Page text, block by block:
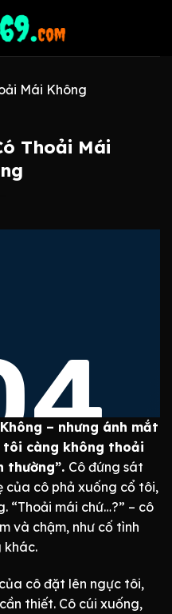
Mái Không
Thoải Mái
– nhưng ánh mắt
tôi càng không thoải
thường”. Cô đứng sát
của cô phả xuống cổ tôi,
“Thoải mái chứ…?” – cô
và chậm, như cố tình
khác.
cô đặt lên ngực tôi,
thiết. Cô cúi xuống,